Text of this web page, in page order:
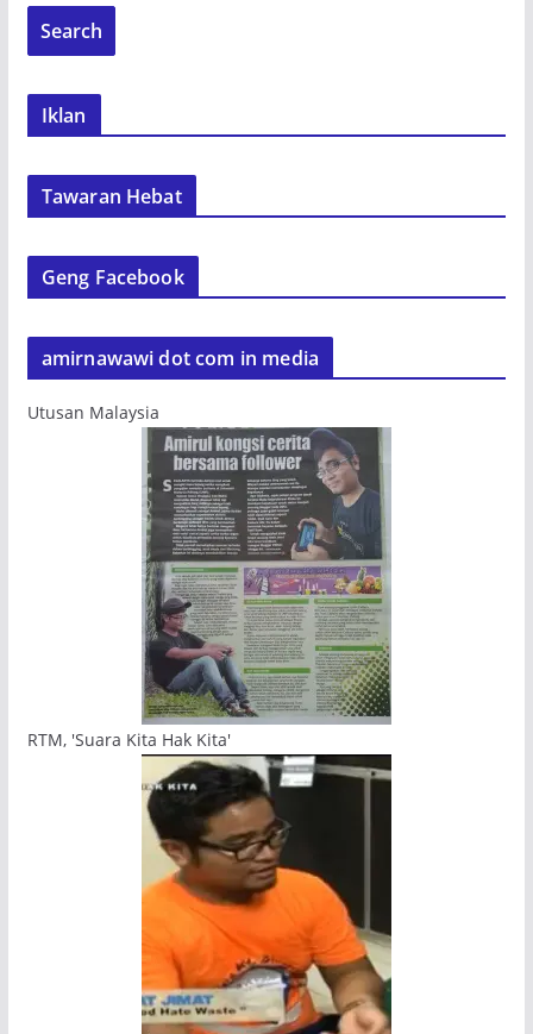
Iklan
Tawaran Hebat
Geng Facebook
amirnawawi dot com in media
Utusan Malaysia
RTM, 'Suara Kita Hak Kita'